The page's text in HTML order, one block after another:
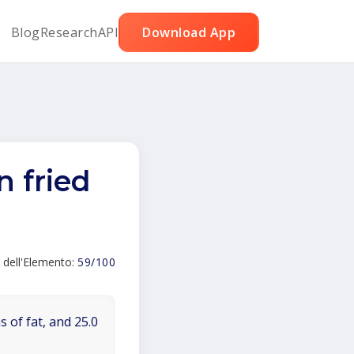
BlogResearchAPI Download App
fried
59/100
of fat, and 25.0